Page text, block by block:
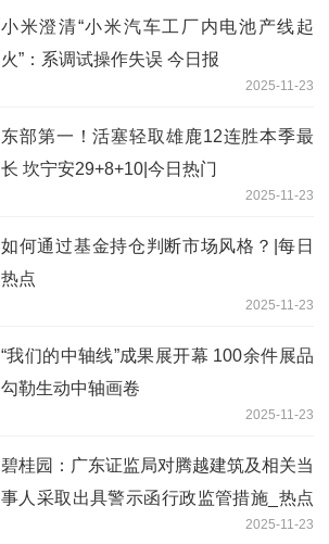
小米澄清“小米汽车工厂内电池产线起
火”：系调试操作失误 今日报
2025-11-23
东部第一！活塞轻取雄鹿12连胜本季最
长 坎宁安29+8+10|今日热门
2025-11-23
如何通过基金持仓判断市场风格？|每日
热点
2025-11-23
“我们的中轴线”成果展开幕 100余件展品
勾勒生动中轴画卷
2025-11-23
碧桂园：广东证监局对腾越建筑及相关当
事人采取出具警示函行政监管措施_热点
2025-11-23